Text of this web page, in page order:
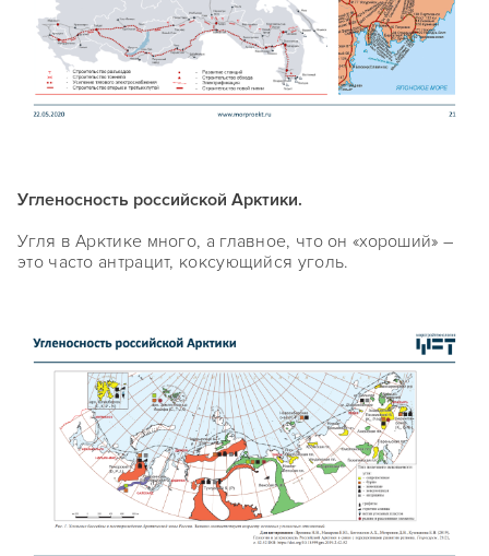
Угленосность российской Арктики.
Угля в Арктике много, а главное, что он «хороший» –
это часто антрацит, коксующийся уголь.